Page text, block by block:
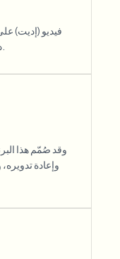
فيديو (إديت)
وقد صُمّم هذا
وإعادة